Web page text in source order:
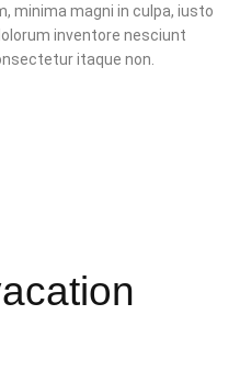
minima magni in culpa, iusto
inventore nesciunt
itaque non.